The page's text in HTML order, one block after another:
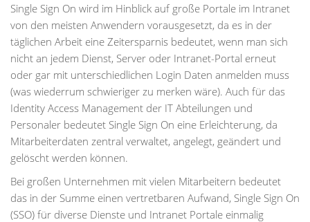
Single Sign On wird im Hinblick auf große Portale im Intranet
von den meisten Anwendern vorausgesetzt, da es in der
täglichen Arbeit eine Zeitersparnis bedeutet, wenn man sich
nicht an jedem Dienst, Server oder Intranet-Portal erneut
oder gar mit unterschiedlichen Login Daten anmelden muss
(was wiederrum schwieriger zu merken wäre). Auch für das
Identity Access Management der IT Abteilungen und
Personaler bedeutet Single Sign On eine Erleichterung, da
Mitarbeiterdaten zentral verwaltet, angelegt, geändert und
gelöscht werden können.
Bei großen Unternehmen mit vielen Mitarbeitern bedeutet
das in der Summe einen vertretbaren Aufwand, Single Sign On
(SSO) für diverse Dienste und Intranet Portale einmalig